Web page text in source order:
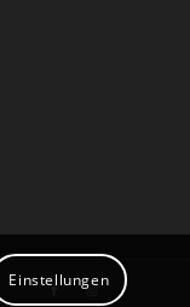
Einstellungen